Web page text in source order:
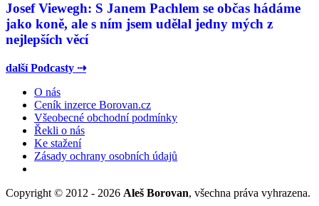
Josef Viewegh: S Janem Pachlem se občas hádáme
jako koně, ale s ním jsem udělal jedny mých z
nejlepších věcí
další Podcasty ⇢
O nás
Ceník inzerce Borovan.cz
Všeobecné obchodní podmínky
Řekli o nás
Ke stažení
Zásady ochrany osobních údajů
Copyright © 2012 - 2026 Aleš Borovan, všechna práva vyhrazena.